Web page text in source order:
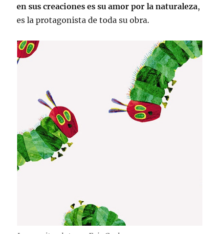
en sus creaciones es su amor por la naturaleza,
es la protagonista de toda su obra.